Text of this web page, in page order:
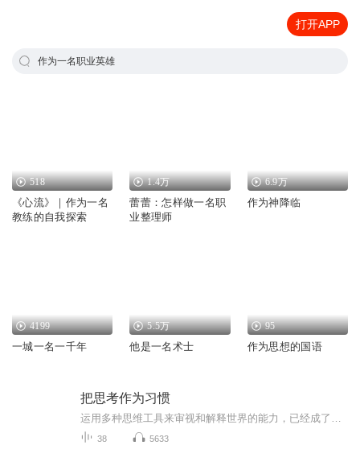
打开APP
作为一名职业英雄
518
《心流》｜作为一名
教练的自我探索
1.4万
蕾蕾：怎样做一名职
业整理师
6.9万
作为神降临
4199
一城一名一千年
5.5万
他是一名术士
95
作为思想的国语
把思考作为习惯
38 5633